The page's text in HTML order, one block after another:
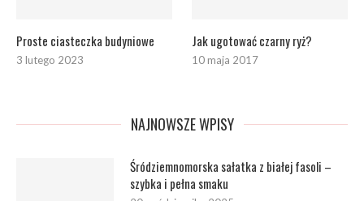
Proste ciasteczka budyniowe
3 lutego 2023
Jak ugotować czarny ryż?
10 maja 2017
NAJNOWSZE WPISY
Śródziemnomorska sałatka z białej fasoli –
szybka i pełna smaku